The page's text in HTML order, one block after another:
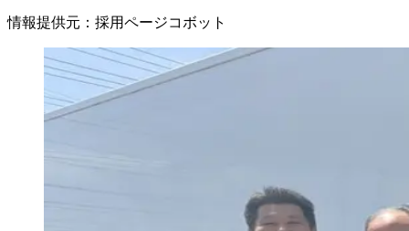
情報提供元 ： 採用ページコボット